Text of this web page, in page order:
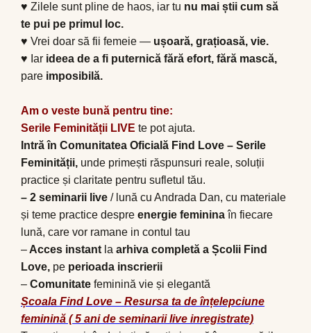
♥ Zilele sunt pline de haos, iar tu nu mai știi cum să
te pui pe primul loc.
♥ Vrei doar să fii femeie — ușoară, grațioasă, vie.
♥ Iar ideea de a fi puternică fără efort, fără mască,
pare imposibilă.
Am o veste bună pentru tine:
Serile Feminității LIVE te pot ajuta.
Intrăîn Comunitatea Oficial ă Find Love – Serile
Feminității, unde primești răspunsuri reale, soluții
practice și claritate pentru sufletul tău.
– 2 seminarii live / lună cu Andrada Dan, cu materiale
și teme practice despre energie femininaîn fiecare
lună, care vor ramane in contul tau
– Acces instant la arhiva completă a Școlii Find
Love, pe perioada inscrierii
– Comunitate feminină vie și elegantă
Școala Find Love – Resursa ta de înțelepciune
feminină ( 5 ani de seminarii live inregistrate)